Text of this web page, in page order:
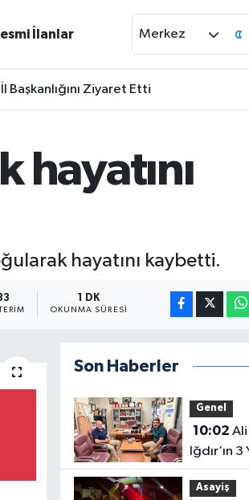
İlanlar Merkez
Ziyaret Etti
hayatını
hayatını kaybetti.
1 DK
OKUNMA SÜRESI
Son Haberler
Genel
10:02
Iğdır’ın
Asayiş